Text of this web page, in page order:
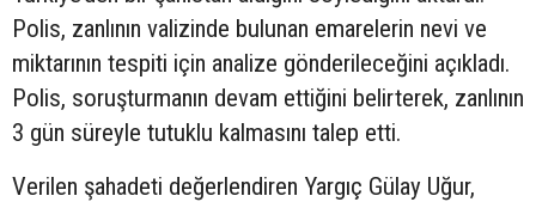
Polis, zanlının valizinde bulunan emarelerin nevi ve
miktarının tespiti için analize gönderileceğini açıkladı.
Polis, soruşturmanın devam ettiğini belirterek, zanlının
3 gün süreyle tutuklu kalmasını talep etti.
Verilen şahadeti değerlendiren Yargıç Gülay Uğur,